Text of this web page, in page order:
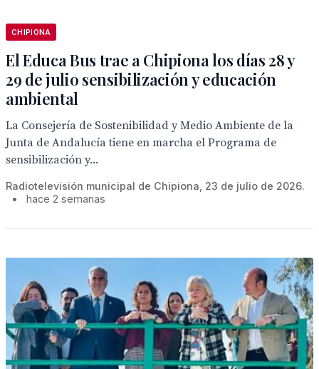
CHIPIONA
El Educa Bus trae a Chipiona los días 28 y
29 de julio sensibilización y educación
ambiental
La Consejería de Sostenibilidad y Medio Ambiente de la
Junta de Andalucía tiene en marcha el Programa de
sensibilización y...
Radiotelevisión municipal de Chipiona, 23 de julio de 2026.
•
hace 2 semanas